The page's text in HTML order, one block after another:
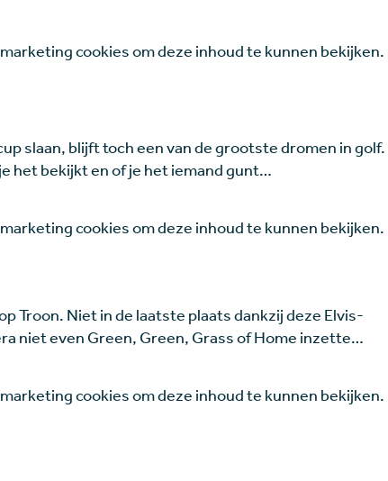
cookies om deze inhoud te kunnen bekijken.
slaan, blijft toch een van de grootste dromen in golf.
het bekijkt en of je het iemand gunt…
cookies om deze inhoud te kunnen bekijken.
Troon. Niet in de laatste plaats dankzij deze Elvis-
niet even Green, Green, Grass of Home inzette…
cookies om deze inhoud te kunnen bekijken.